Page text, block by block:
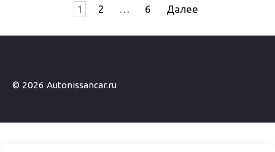
1 2 … 6 Далее
© 2026 Autonissancar.ru